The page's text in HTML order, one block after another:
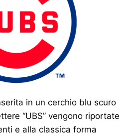
in un cerchio blu scuro
“UBS” vengono riportate
e alla classica forma